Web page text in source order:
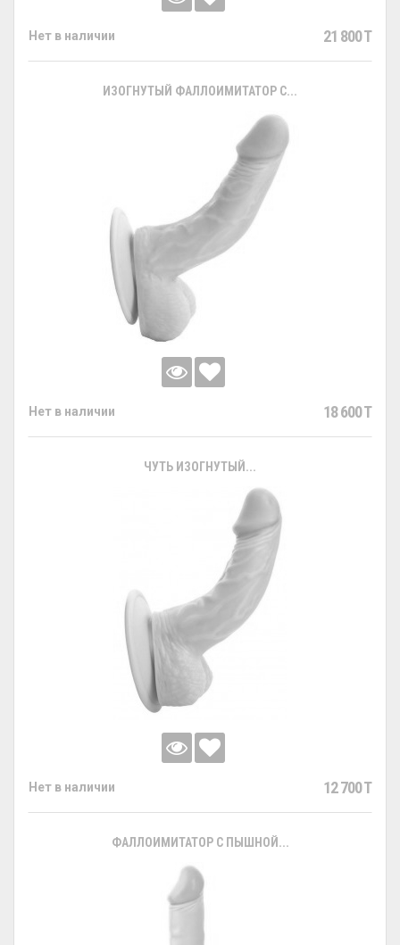
Нет в наличии 21 800 T
ИЗОГНУТЫЙ ФАЛЛОИМИТАТОР С...
Нет в наличии 18 600 T
ЧУТЬ ИЗОГНУТЫЙ...
Нет в наличии 12 700 T
ФАЛЛОИМИТАТОР С ПЫШНОЙ...